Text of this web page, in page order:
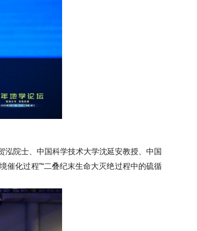
院士、中国科学技术大学沈延安教授、中国
催化过程”“二叠纪末生命大灭绝过程中的硫循